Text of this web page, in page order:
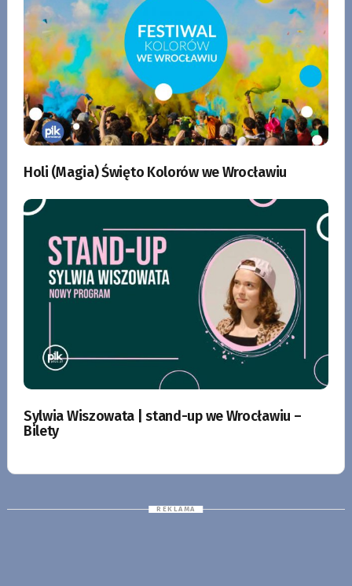
Holi (Magia) Święto Kolorów we Wrocławiu
Sylwia Wiszowata | stand-up we Wrocławiu –
Bilety